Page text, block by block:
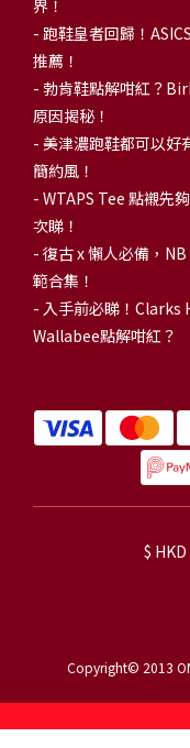
界！
- 跑鞋皇者回歸！
推薦！
- 勃肯鞋點解咁紅？
原因揭秘！
- 美津濃跑鞋都可以好
簡約風！
- WTAPS Tee 點襯先
次睇！
- 復古 x 懶人必備，
範合集！
- 入手前必睇！
Wallabee點解咁紅？
$ HKD
Copyright© 2013